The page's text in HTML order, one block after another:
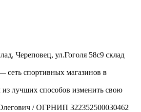
Череповец, ул.Гоголя 58с9 склад
спортивных магазинов в
лучших способов изменить свою
/ ОГРНИП 322352500030462